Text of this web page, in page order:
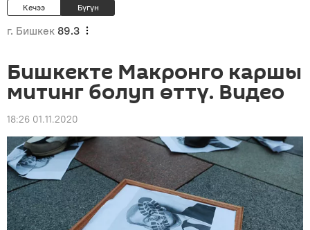
Кечээ Бүгүн
г. Бишкек 89.3
Бишкекте Макронго каршы
митинг болуп өттү. Видео
18:26 01.11.2020